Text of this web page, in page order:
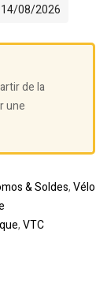
08/2026
de la
une
& Soldes,Vélo
,VTC